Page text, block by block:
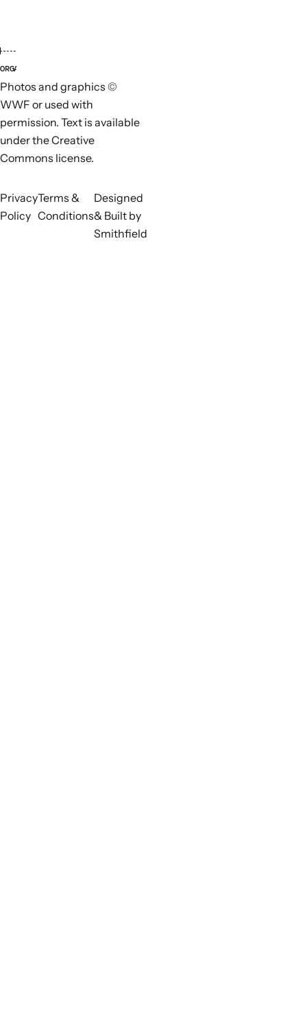
ORGANISATIONS RESPONSABLES
Photos and graphics ©
WWF or used with
permission. Text is available
under the Creative
Commons license.
Privacy
Policy
Terms &
Conditions
Designed
& Built by
Smithfield